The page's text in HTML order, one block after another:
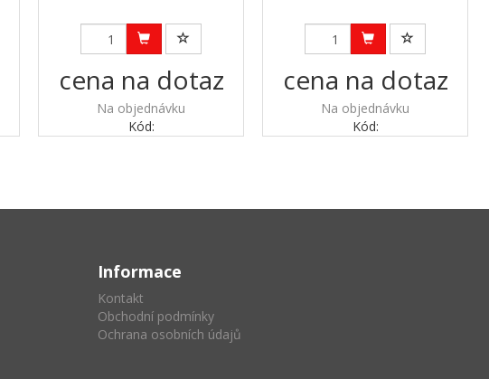
cena na dotaz
Na objednávku
Kód:
cena na dotaz
Na objednávku
Kód:
Informace
Kontakt
Obchodní podmínky
Ochrana osobních údajů